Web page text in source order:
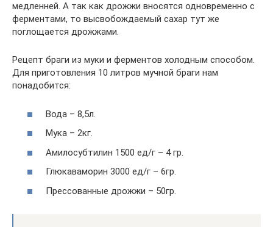
медленней. А так как дрожжи вносятся одновременно с
ферментами, то высвобождаемый сахар тут же
поглощается дрожжами.
Рецепт браги из муки и ферментов холодным способом.
Для приготовления 10 литров мучной браги нам
понадобится:
Вода – 8,5л.
Мука – 2кг.
Амилосубтилин 1500 ед/г – 4 гр.
Глюкаваморин 3000 ед/г – 6гр.
Прессованные дрожжи – 50гр.